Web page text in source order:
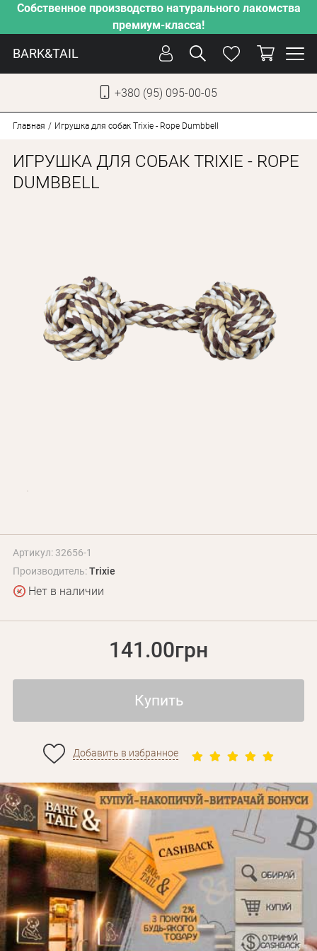
Собственное производство натурального лакомства
премиум-класса!
BARK&TAIL
+380 (95) 095-00-05
СОБАКИ
О КОМПАНИИ
БЛОГ
Главная Игрушка для собак Trixie - Rope Dumbbell
ИГРУШКА ДЛЯ СОБАК TRIXIE - ROPE
DUMBBELL
Артикул: 32656-1
Производитель:Trixie
Нет в наличии
141.00грн
Купить
Добавить в избранное
Забыли пароль?
Личные данные